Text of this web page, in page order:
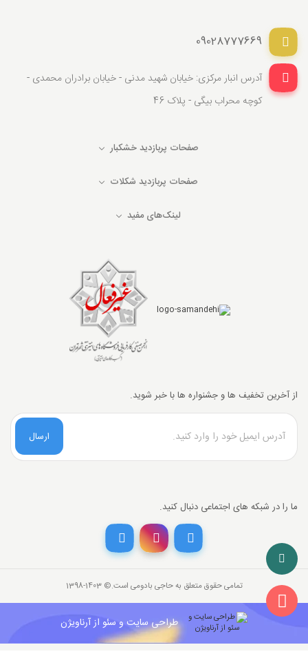
تخفیف خرید نقدی
با انتخاب درگاه پرداخت حاجی بادومی از 3% خرید نقدی تخفیف بگیرید.
قیمت جدید کالا
با احتساب تخفیف 841,142
09028777669
آدرس انبار مرکزی: خیابان شهید مدنی - خیابان برادران محمدی -
کوچه محراب بیگی - پلاک 46
صفحات پربازدید خشکبار
صفحات پربازدید شکلات
لینک‌های مفید
از آخرین تخفیف ها و جشنواره ها با خبر شوید.
ارسال
ما را در شبکه های اجتماعی دنبال کنید.
تمامی حقوق متعلق به حاجی بادومی است.©‏ 1398-1403
طراحی سایت و سئو از آرناویژن